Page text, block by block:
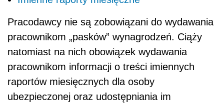
Pracodawcy nie są zobowiązani do wydawania
pracownikom „pasków” wynagrodzeń. Ciąży
natomiast na nich obowiązek wydawania
pracownikom informacji o treści imiennych
raportów miesięcznych dla osoby
ubezpieczonej oraz udostępniania im